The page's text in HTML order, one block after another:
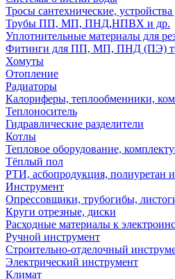
Тросы сантехнические,
Трубы ПП, МП, ПНД,НПВХ и др.
Уплотнительные материалы для
Фитинги для ПП, МП, ПНД (ПЭ)
Хомуты
Отопление
Радиаторы
Калориферы, теплообменники,
Теплоноситель
Гидравлические разделители
Котлы
Тепловое оборудование,
Тёплый пол
РТИ, асбопродукция, полиуретан
Инструмент
Опрессовщики, трубогибы,
Круги отрезные, диски
Расходные материалы к
Ручной инструмент
Строительно-отделочный
Электрический инструмент
Климат